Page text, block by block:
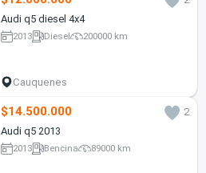
Audi q5 diesel 4x4
2013 Diesel 200000 km
Cauquenes
$14.500.000
2
Audi q5 2013
2013 Bencina 89000 km